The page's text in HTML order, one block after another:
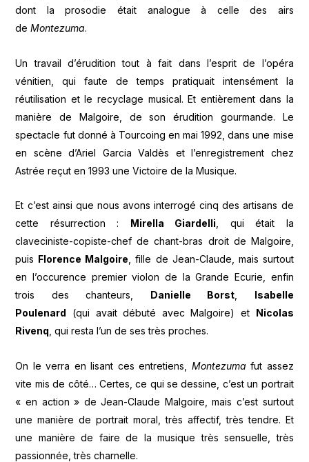
dont la prosodie était analogue à celle des airs
deMontezuma.
Un travail d’érudition tout à fait dans l’esprit de l’opéra
vénitien, qui faute de temps pratiquait intensément la
réutilisation et le recyclage musical. Et entièrement dans la
manière de Malgoire, de son érudition gourmande. Le
spectacle fut donné à Tourcoing en mai 1992, dans une mise
en scène d’Ariel Garcia Valdès et l’enregistrement chez
Astrée reçut en 1993 une Victoire de la Musique.
Et c’est ainsi que nous avons interrogé cinq des artisans de
cette résurrection : Mirella Giardelli , qui était la
claveciniste-copiste-chef de chant-bras droit de Malgoire,
puis Florence Malgoire , fille de Jean-Claude, mais surtout
en l’occurence premier violon de la Grande Ecurie, enfin
trois des chanteurs, Danielle Borst
Isabelle
Poulenard (qui avait débuté avec Malgoire) et Nicolas
Rivenq , qui resta l’un de ses très proches.
On le verra en lisant ces entretiens, Montezuma fut assez
vite mis de côté… Certes, ce qui se dessine, c’est un portrait
« en action » de Jean-Claude Malgoire, mais c’est surtout
une manière de portrait moral, très affectif, très tendre. Et
une manière de faire de la musique très sensuelle, très
passionnée, très charnelle.